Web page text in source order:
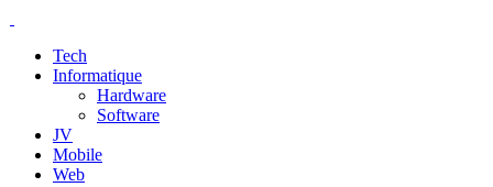
Tech
Informatique
Hardware
Software
JV
Mobile
Web